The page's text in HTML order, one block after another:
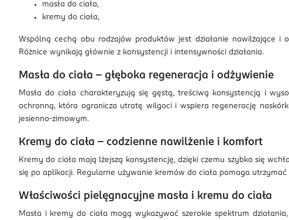
masła do ciała,
kremy do ciała,
Wspólną cechą obu rodzajów produktów jest działanie nawilżające i
Różnice wynikają głównie z konsystencji i intensywności działania.
Masła do ciała – głęboka regeneracja i odżywienie
Masła do ciała charakteryzują się gęstą, treściwą konsystencją i
ochronną, która ogranicza utratę wilgoci i wspiera regenerację
jesienno-zimowym.
Kremy do ciała – codzienne nawilżenie i komfort
Kremy do ciała mają lżejszą konsystencję, dzięki czemu szybko się
się po aplikacji. Regularne używanie kremów do ciała pomaga
Właściwości pielęgnacyjne masła i kremu do ciała
Masła i kremy do ciała mogą wykazywać szerokie spektrum